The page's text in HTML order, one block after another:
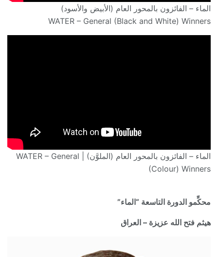
الماء – الفائزون بالمحور العام (الأبيض والأسود)
WATER – General (Black and White) Winners
الماء – الفائزون بالمحور العام (الملوَّن) | WATER – General
(Colour) Winners
محكِّمو الدورة التاسعة “الماء”
هيثم فتح الله عزيزة – العراق